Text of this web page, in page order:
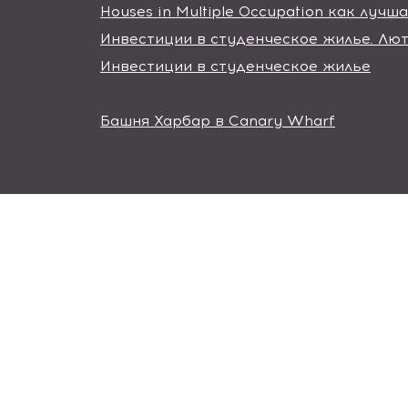
Houses in Multiple Occupation как
Инвестиции в студенческое жилье.
Инвестиции в студенческое жилье
Башня Харбар в Canary Wharf